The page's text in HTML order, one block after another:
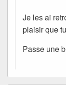
Je les ai
plaisir que
Passe une